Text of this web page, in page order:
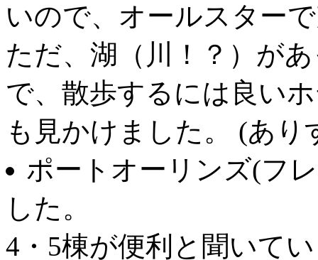
いので、オールスター
ただ、湖（川！？）が
で、散歩するには良い
も見かけました。 (あり
ポートオーリンズ(フ
した。
4・5棟が便利と聞いて